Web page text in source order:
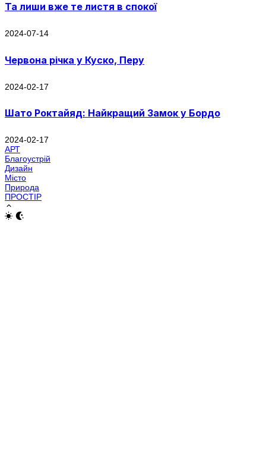
Та лиши вже те листя в спокої
2024-07-14
Червона річка у Куско, Перу
2024-02-17
Шато Роктайяд: Найкращий Замок у Бордо
2024-02-17
АРТ
Благоустрій
Дизайн
Місто
Природа
ПРОСТІР